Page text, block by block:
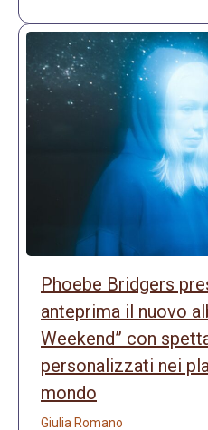
Phoebe Bridgers
anteprima il nuovo
Weekend” con
personalizzati nei
mondo
Giulia Romano